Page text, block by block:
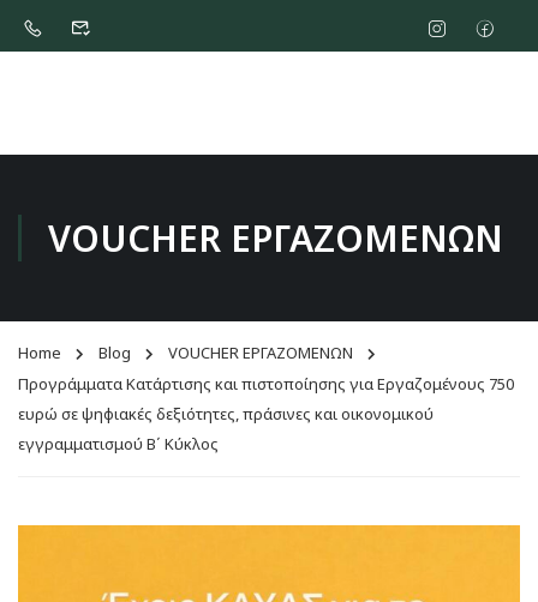
VOUCHER ΕΡΓΑΖΟΜΕΝΩΝ
Home Blog
VOUCHER ΕΡΓΑΖΟΜΕΝΩΝ
Προγράμματα Κατάρτισης και πιστοποίησης για Εργαζομένους 750
ευρώ σε ψηφιακές δεξιότητες, πράσινες και οικονομικού
εγγραμματισμού Β΄ Κύκλος